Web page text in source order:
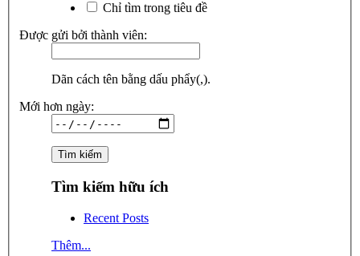
Chỉ tìm trong tiêu đề
Được gửi bởi thành viên:
Dãn cách tên bằng dấu phẩy(,).
Mới hơn ngày:
Tìm kiếm hữu ích
Recent Posts
Thêm...